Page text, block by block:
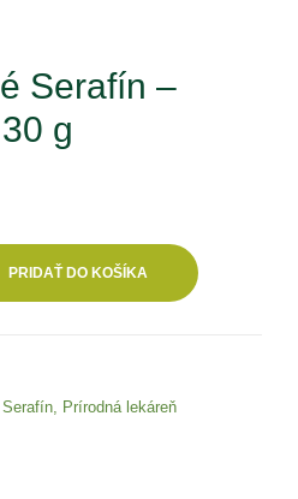
Serafín –
g
PRIDAŤ DO KOŠÍKA
Prírodná lekáreň